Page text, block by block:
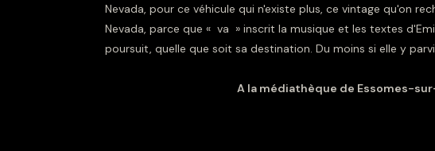
Nevada, pour ce véhicule qui n'existe plus, ce vintage qu'on
Nevada, parce que « va » inscrit la musique et les textes
poursuit, quelle que soit sa destination. Du moins si elle y
A la médiathèque de Essomes-